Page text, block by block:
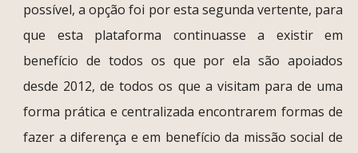
possível, a opção foi por esta segunda vertente, para
que esta plataforma continuasse a existir em
benefício de todos os que por ela são apoiados
desde 2012, de todos os que a visitam para de uma
forma prática e centralizada encontrarem formas de
fazer a diferença e em benefício da missão social de